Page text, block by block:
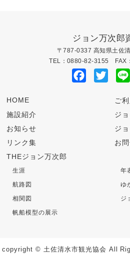
ン
ジョン万次郎
〒787-0337 高知県土佐
TEL：0880-82-3155 FAX
Facebook
HOME
ご
施設紹介
ジ
お知らせ
ジ
リンク集
お
THEジョン万次郎
生涯
年
航路図
ゆ
相関図
ジ
帆船模型の展示
copyright © 土佐清水市観光協会 All